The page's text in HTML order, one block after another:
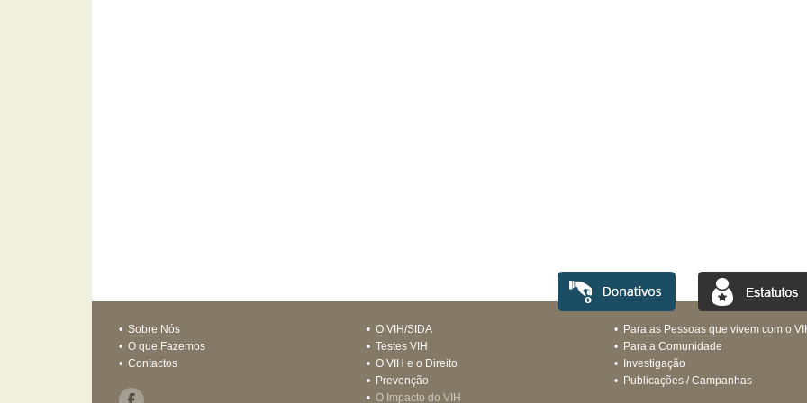
• Sobre Nós
• O que Fazemos
• Contactos
• O VIH/SIDA
• Testes VIH
• O VIH e o Direito
• Prevenção
• O Impacto do VIH
• Para as Pessoas que vivem com o
• Para a Comunidade
•
Investigação
• Publicações / Campanhas